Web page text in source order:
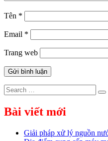
Tên *
Email *
Trang web
Search
for:
Bài viết mới
Giải pháp xử lý nguồn